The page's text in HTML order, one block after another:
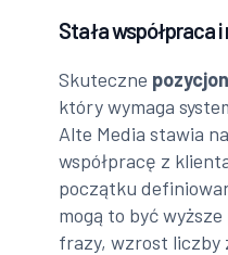
Stała współpraca
Skuteczne
który wymaga
Alte Media stawia
współpracę z
początku
mogą to być
frazy, wzrost liczby